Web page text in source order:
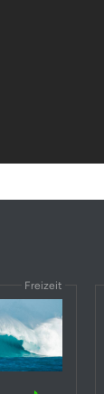
Freizeit